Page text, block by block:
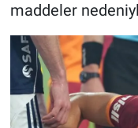
maddeler